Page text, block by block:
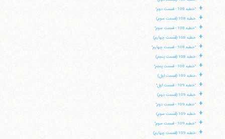
+ "خطبه 108 - قسمت دوم"
+ خطبه 108 (قسمت سوم)
+ "خطبه 108 - قسمت سوم"
+ خطبه 108 (قسمت چهارم)
+ "خطبه 108 - قسمت چهارم"
+ خطبه 108 (قسمت پنجم)
+ "خطبه 108 - قسمت پنجم"
+ خطبه 109 (قسمت اول)
+ "خطبه 109 - قسمت اول"
+ خطبه 109 (قسمت دوم)
+ "خطبه 109 - قسمت دوم"
+ خطبه 109 (قسمت سوم)
+ "خطبه 109 - قسمت سوم"
+ خطبه 109 (قسمت چهارم)